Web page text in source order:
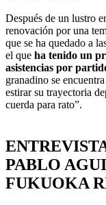
Después de un lustro
renovación por una
que se ha quedado a
el que ha tenido un
asistencias por
granadino se
estirar su trayectoria
cuerda para rato”.
PABLO
FUKUOKA